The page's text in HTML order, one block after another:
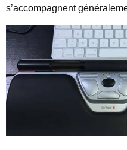
s’accompagnent